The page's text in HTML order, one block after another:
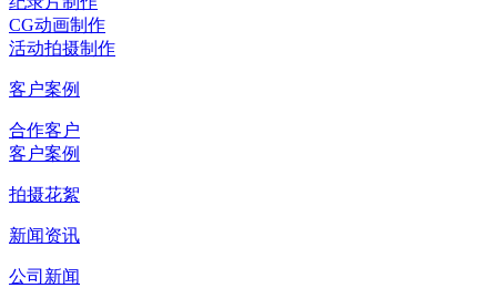
CG动画制作
活动拍摄制作
客户案例
合作客户
客户案例
拍摄花絮
新闻资讯
公司新闻